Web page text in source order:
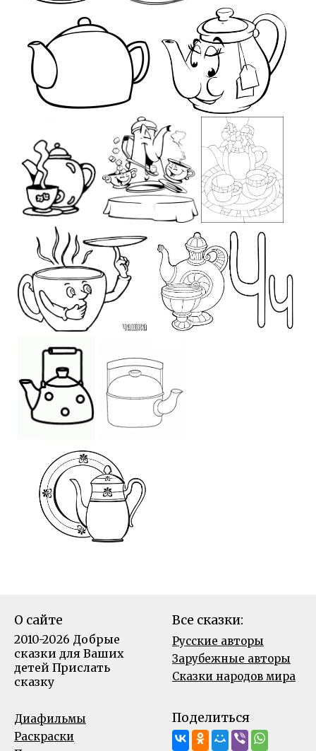
О сайте
2010-2026 Добрые
сказки для Ваших
детей Прислать
сказку
Все сказки:
Русские авторы
Зарубежные авторы
Сказки народов мира
Диафильмы
Раскраски
Поделиться